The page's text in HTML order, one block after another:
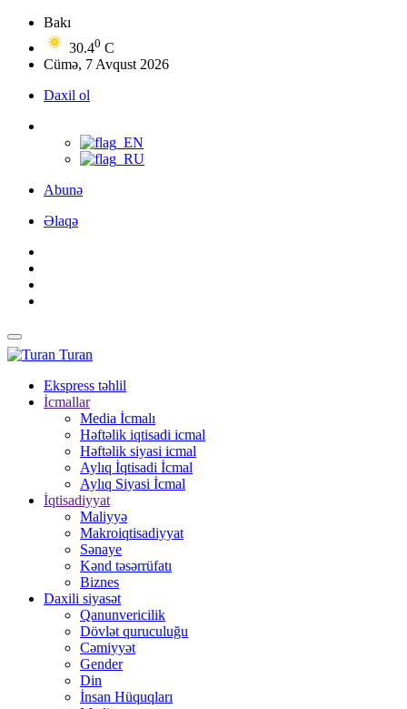
Bakı
30.40 C
Cümə, 7 Avqust 2026
Daxil ol
Abunə
Əlaqə
Turan
Ekspress təhlil
İcmallar
Media İcmalı
Həftəlik iqtisadi icmal
Həftəlik siyasi icmal
Aylıq İqtisadi İcmal
Aylıq Siyasi İcmal
İqtisadiyyat
Maliyyə
Makroiqtisadiyyat
Sənaye
Kənd təsərrüfatı
Biznes
Daxili siyasət
Qanunvericilik
Dövlət quruculuğu
Cəmiyyət
Gender
Din
İnsan Hüquqları